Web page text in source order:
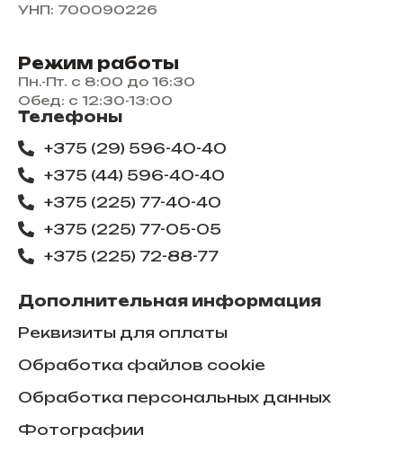
УНП: 700090226
Режим работы
Пн.-Пт. с 8:00 до 16:30
Обед: с 12:30-13:00
Телефоны
+375 (29) 596-40-40
+375 (44) 596-40-40
+375 (225) 77-40-40
+375 (225) 77-05-05
+375 (225) ​72-88-77
Дополнительная информация
Реквизиты для оплаты
Обработка файлов cookie
Обработка персональных данных
Фотографии